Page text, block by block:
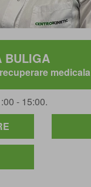
BULIGA
medicala
- 15:00.